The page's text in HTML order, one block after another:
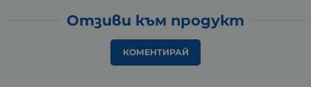
Отзиви към продукт
КОМЕНТИРАЙ